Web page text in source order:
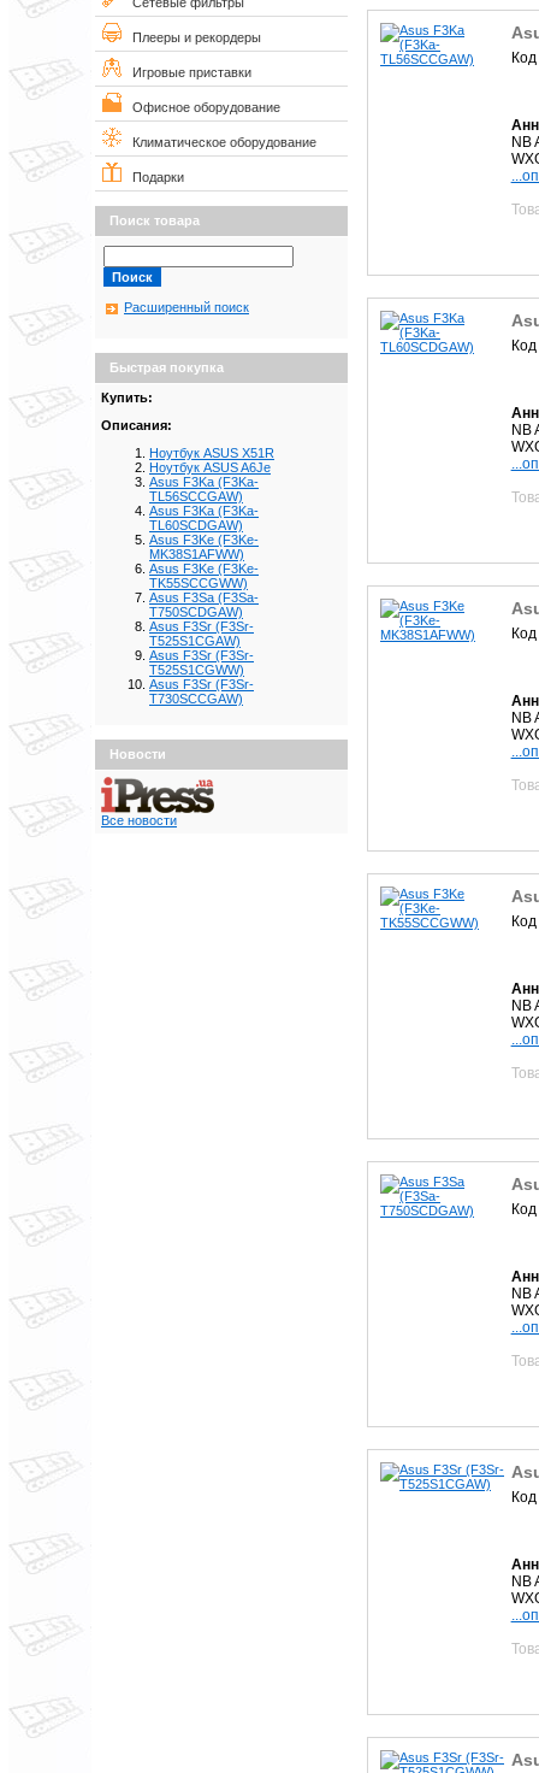
Плееры и рекордеры
Игровые приставки
Офисное оборудование
Климатическое оборудование
Подарки
Поиск товара
Расширенный поиск
Быстрая покупка
Купить:
Описания:
Ноутбук ASUS X51R
Ноутбук ASUS A6Je
Asus F3Ka (F3Ka-
TL56SCCGAW)
Asus F3Ka (F3Ka-
TL60SCDGAW)
Asus F3Ke (F3Ke-
MK38S1AFWW)
Asus F3Ke (F3Ke-
TK55SCCGWW)
Asus F3Sa (F3Sa-
T750SCDGAW)
Asus F3Sr (F3Sr-
T525S1CGAW)
Asus F3Sr (F3Sr-
T525S1CGWW)
Asus F3Sr (F3Sr-
T730SCCGAW)
Новости
Все новости
NB
NB
NB
NB
NB
NB